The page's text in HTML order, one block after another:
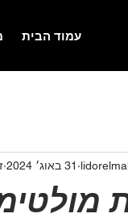
עמוד הבית
31 באוג׳ 2024